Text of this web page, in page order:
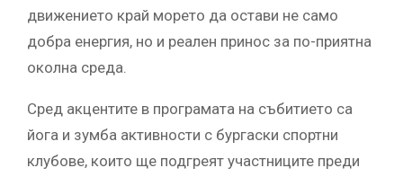
движението край морето да остави не само
добра енергия, но и реален принос за по-приятна
околна среда.
Сред акцентите в програмата на събитието са
йога и зумба активности с бургаски спортни
клубове, които ще подгреят участниците преди